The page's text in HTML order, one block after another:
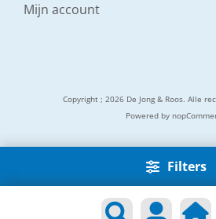
Filters
Mijn account
Copyright ; 2026 De Jong & Roos. Alle
Powered by